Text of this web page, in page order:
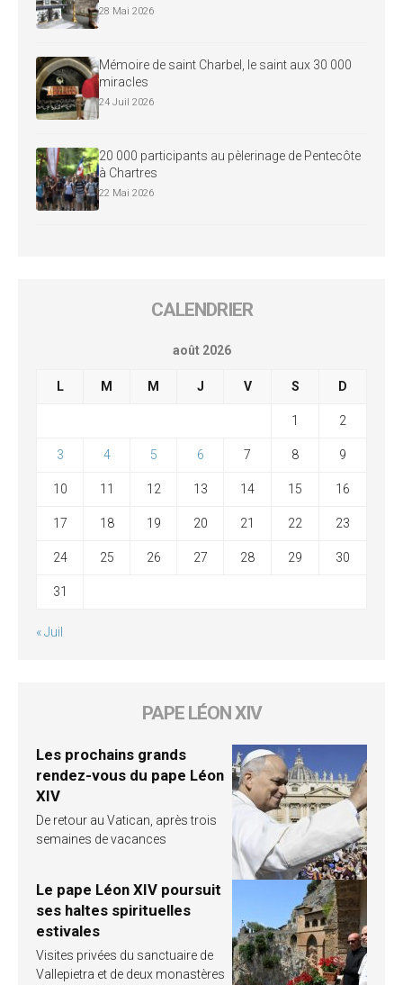
28 Mai 2026
Mémoire de saint Charbel, le saint aux 30 000
miracles
24 Juil 2026
20 000 participants au pèlerinage de Pentecôte
à Chartres
22 Mai 2026
CALENDRIER
août 2026
L M M J V S D
1 2
3 4 5 6 7 8 9
10 11 12 13 14 15 16
17 18 19 20 21 22 23
24 25 26 27 28 29 30
31
« Juil
PAPE LÉON XIV
Les prochains grands
rendez-vous du pape Léon
XIV
De retour au Vatican, après trois
semaines de vacances
Le pape Léon XIV poursuit
ses haltes spirituelles
estivales
Visites privées du sanctuaire de
Vallepietra et de deux monastères